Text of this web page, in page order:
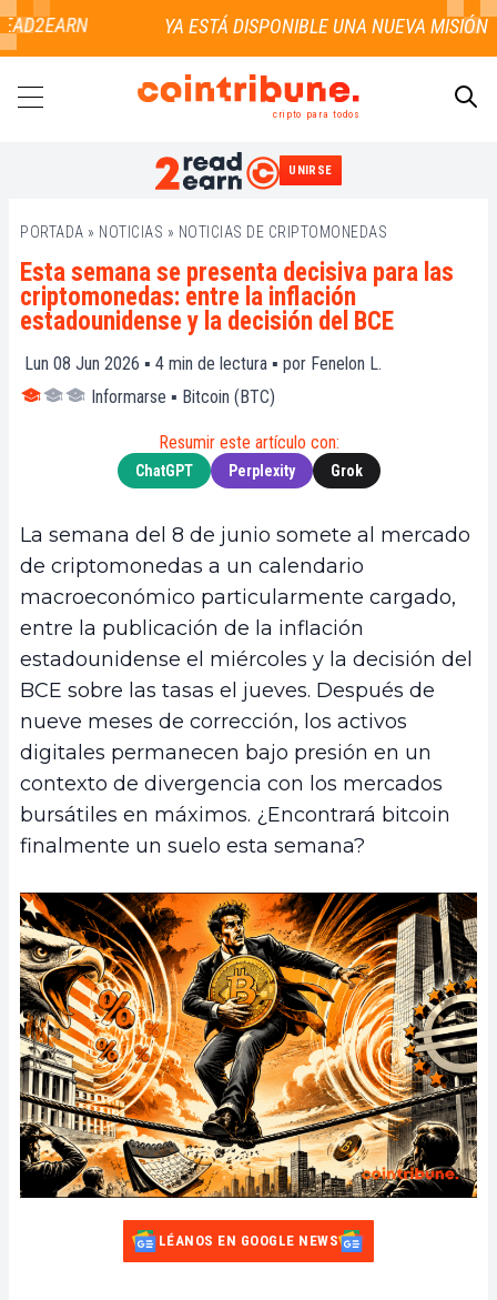
cripto para todos
UNIRSE
PORTADA » NOTICIAS » NOTICIAS DE CRIPTOMONEDAS
Esta semana se presenta decisiva para las
criptomonedas: entre la inflación
estadounidense y la decisión del BCE
Lun 08 Jun 2026 ▪ 4 min de lectura ▪ por Fenelon L.
Informarse ▪ Bitcoin (BTC)
Resumir este artículo con:
ChatGPT Perplexity Grok
La semana del 8 de junio somete al mercado
de criptomonedas a un calendario
macroeconómico particularmente cargado,
entre la publicación de la inflación
estadounidense el miércoles y la decisión del
BCE sobre las tasas el jueves. Después de
nueve meses de corrección, los activos
digitales permanecen bajo presión en un
contexto de divergencia con los mercados
bursátiles en máximos. ¿Encontrará bitcoin
finalmente un suelo esta semana?
LÉANOS EN GOOGLE NEWS